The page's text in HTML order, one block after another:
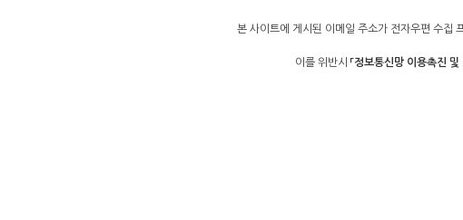
본 사이트에 게시된 이메일 주소가 전자우편 수집
이를 위반시「정보통신망 이용촉진